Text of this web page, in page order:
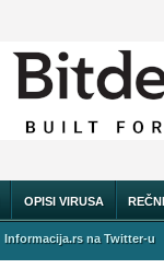
OPISI VIRUSA
Informacija.rs na Twitter-u